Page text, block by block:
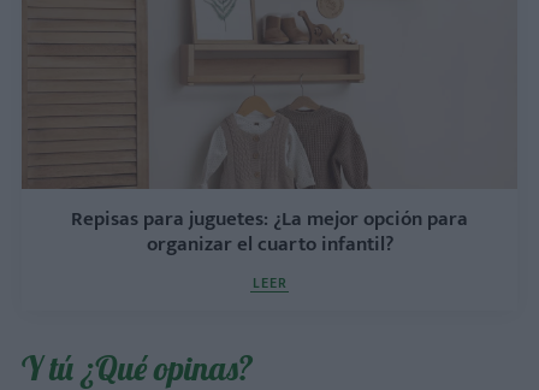
Repisas para juguetes: ¿La mejor opción para
organizar el cuarto infantil?
LEER
Y tú ¿Qué opinas?